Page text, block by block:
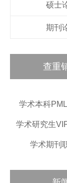
硕士
期刊
查重
学术本科
学术研究生
学术期刊